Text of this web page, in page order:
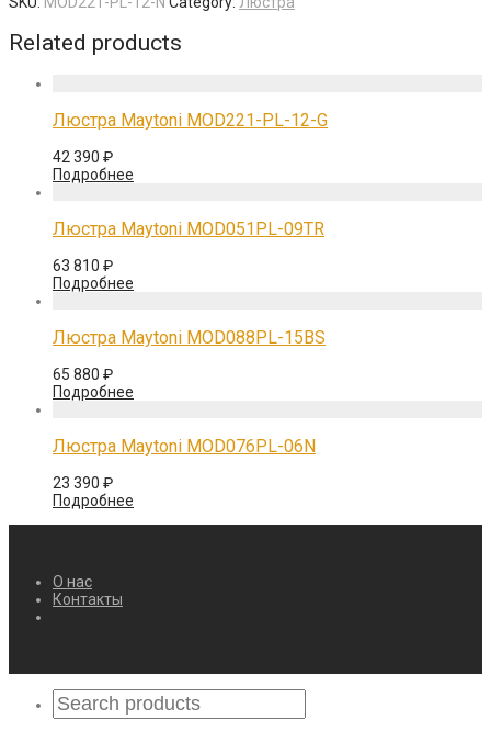
Related products
Люстра Maytoni MOD221-PL-12-G
42 390 ₽
Подробнее
Люстра Maytoni MOD051PL-09TR
63 810 ₽
Подробнее
Люстра Maytoni MOD088PL-15BS
65 880 ₽
Подробнее
Люстра Maytoni MOD076PL-06N
23 390 ₽
Подробнее
О нас
Контакты